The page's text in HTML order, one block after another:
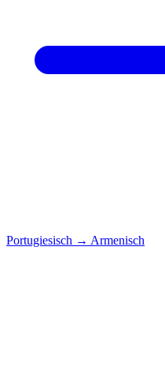
Portugiesisch → Armenisch